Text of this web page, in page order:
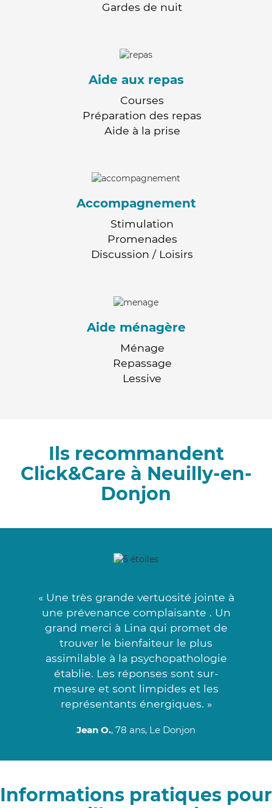
Gardes de nuit
Aide aux repas
Courses
Préparation des repas
Aide à la prise
Accompagnement
Stimulation
Promenades
Discussion / Loisirs
Aide ménagère
Ménage
Repassage
Lessive
Ils recommandent
Click&Care à Neuilly-en-
Donjon
« Une très grande vertuosité jointe à
une prévenance complaisante . Un
grand merci à Lina qui promet de
trouver le bienfaiteur le plus
assimilable à la psychopathologie
établie. Les réponses sont sur-
mesure et sont limpides et les
représentants énergiques. »
Jean O., 78 ans, Le Donjon
Informations pratiques pour